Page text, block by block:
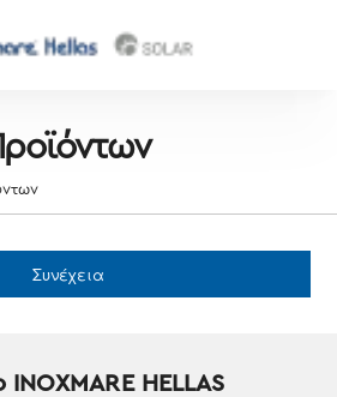
Συνέχεια
INOXMARE HELLAS